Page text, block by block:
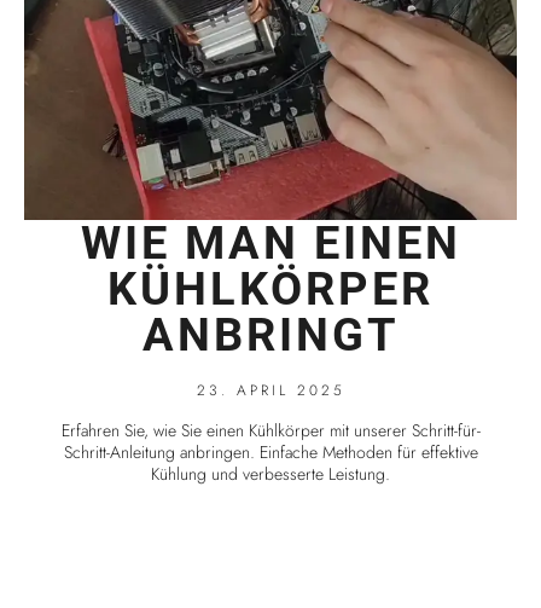
WIE MAN EINEN
KÜHLKÖRPER
ANBRINGT
23. APRIL 2025
Erfahren Sie, wie Sie einen Kühlkörper mit unserer Schritt-für-
Schritt-Anleitung anbringen. Einfache Methoden für effektive
Kühlung und verbesserte Leistung.